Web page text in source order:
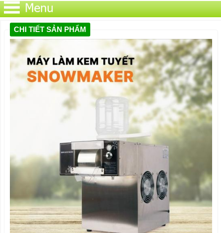
CHI TIẾT SẢN PHẨM